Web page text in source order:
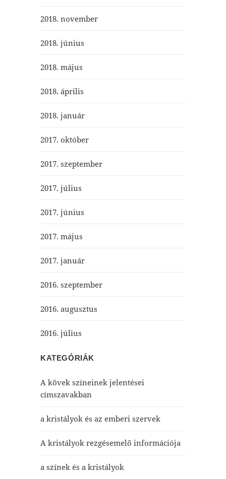
2018. november
2018. június
2018. május
2018. április
2018. január
2017. október
2017. szeptember
2017. július
2017. június
2017. május
2017. január
2016. szeptember
2016. augusztus
2016. július
KATEGÓRIÁK
A kövek színeinek jelentései
címszavakban
a kristályok és az emberi szervek
A kristályok rezgésemelő információja
a színek és a kristályok